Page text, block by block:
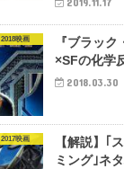
2018映画
『ブラッ
×SFの化学
2018.03.30
2017映画
【解説】｢
ミング｣ネ